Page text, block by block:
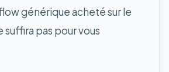
générique acheté sur le
pas pour vous